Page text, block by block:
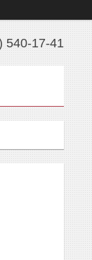
540-17-41